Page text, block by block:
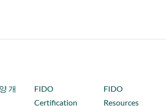
개
FIDO
Certification
FIDO
Resources